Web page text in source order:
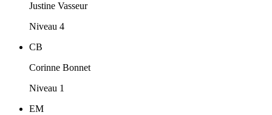
Justine Vasseur
Niveau 4
CB
Corinne Bonnet
Niveau 1
EM